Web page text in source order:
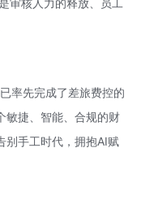
率先完成了差旅费控的
敏捷、智能、合规的财
别手工时代，拥抱AI赋